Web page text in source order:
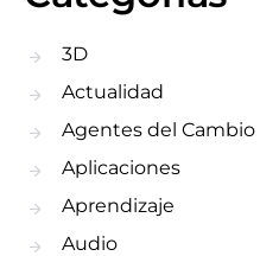
3D
Actualidad
Agentes del Cambio
Aplicaciones
Aprendizaje
Audio